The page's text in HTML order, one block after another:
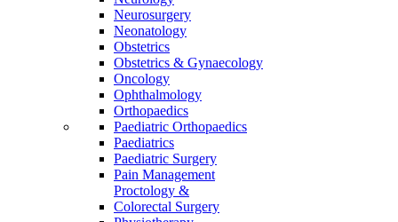
Neurosurgery
Neonatology
Obstetrics
Obstetrics & Gynaecology
Oncology
Ophthalmology
Orthopaedics
Paediatric Orthopaedics
Paediatrics
Paediatric Surgery
Pain Management
Proctology &
Colorectal Surgery